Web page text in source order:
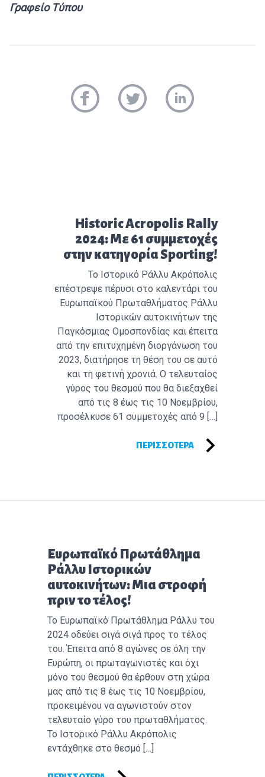
Γραφείο Τύπου
Προηγούμενο άρθρο:
Historic Acropolis Rally
2024: Με 61 συμμετοχές
στην κατηγορία Sporting!
Το Ιστορικό Ράλλυ Ακρόπολις
επέστρεψε πέρυσι στο καλεντάρι του
Ευρωπαϊκού Πρωταθλήματος Ράλλυ
Ιστορικών αυτοκινήτων της
Παγκόσμιας Ομοσπονδίας και έπειτα
από την επιτυχημένη διοργάνωση του
2023, διατήρησε τη θέση του σε αυτό
και τη φετινή χρονιά. Ο τελευταίος
γύρος του θεσμού που θα διεξαχθεί
από τις 8 έως τις 10 Νοεμβρίου,
προσέλκυσε 61 συμμετοχές από 9 […]
ΠΕΡΙΣΣΌΤΕΡΑ
Επόμενο άρθρο:
Ευρωπαϊκό Πρωτάθλημα
Ράλλυ Ιστορικών
αυτοκινήτων: Μια στροφή
πριν το τέλος!
Το Ευρωπαϊκό Πρωτάθλημα Ράλλυ του
2024 οδεύει σιγά σιγά προς το τέλος
του. Έπειτα από 8 αγώνες σε όλη την
Ευρώπη, οι πρωταγωνιστές και όχι
μόνο του θεσμού θα έρθουν στη χώρα
μας από τις 8 έως τις 10 Νοεμβρίου,
προκειμένου να αγωνιστούν στον
τελευταίο γύρο του πρωταθλήματος.
Το Ιστορικό Ράλλυ Ακρόπολις
εντάχθηκε στο θεσμό […]